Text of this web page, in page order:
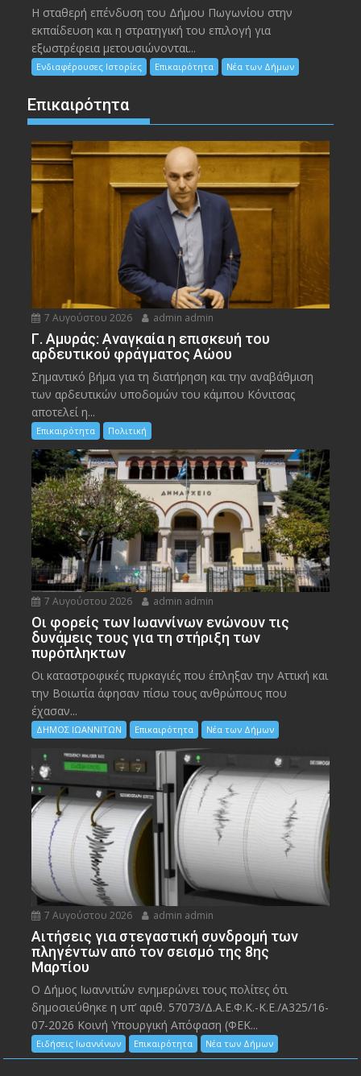
Η σταθερή επένδυση του Δήμου Πωγωνίου στην
εκπαίδευση και η στρατηγική του επιλογή για
εξωστρέφεια μετουσιώνονται...
Ενδιαφέρουσες Ιστορίες Επικαιρότητα Νέα των Δήμων
Επικαιρότητα
7 Αυγούστου 2026 admin admin
Γ. Αμυράς: Αναγκαία η επισκευή του
αρδευτικού φράγματος Αώου
Σημαντικό βήμα για τη διατήρηση και την αναβάθμιση
των αρδευτικών υποδομών του κάμπου Κόνιτσας
αποτελεί η...
Επικαιρότητα Πολιτική
7 Αυγούστου 2026 admin admin
Οι φορείς των Ιωαννίνων ενώνουν τις
δυνάμεις τους για τη στήριξη των
πυρόπληκτων
Οι καταστροφικές πυρκαγιές που έπληξαν την Αττική και
την Bοιωτία άφησαν πίσω τους ανθρώπους που
έχασαν...
ΔΗΜΟΣ ΙΩΑΝΝΙΤΩΝ Επικαιρότητα Νέα των Δήμων
7 Αυγούστου 2026 admin admin
Αιτήσεις για στεγαστική συνδρομή των
πληγέντων από τον σεισμό της 8ης
Μαρτίου
Ο Δήμος Ιωαννιτών ενημερώνει τους πολίτες ότι
δημοσιεύθηκε η υπ’ αριθ. 57073/Δ.Α.Ε.Φ.Κ.-Κ.Ε./Α325/16-
07-2026 Κοινή Υπουργική Απόφαση (ΦΕΚ...
Ειδήσεις Ιωαννίνων Επικαιρότητα Νέα των Δήμων